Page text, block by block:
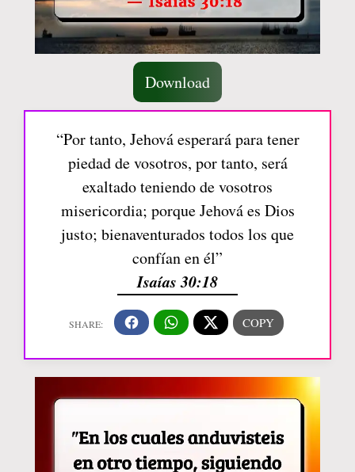
Download
“Por tanto, Jehová esperará para tener
piedad de vosotros, por tanto, será
exaltado teniendo de vosotros
misericordia; porque Jehová es Dios
justo; bienaventurados todos los que
confían en él”
Isaías 30:18